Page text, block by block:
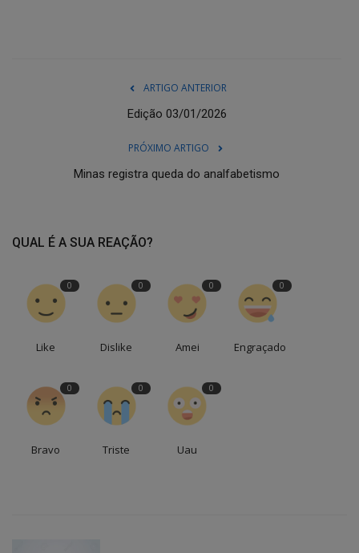
ARTIGO ANTERIOR
Edição 03/01/2026
PRÓXIMO ARTIGO
Minas registra queda do analfabetismo
QUAL É A SUA REAÇÃO?
0
Like
0
Dislike
0
Amei
0
Engraçado
0
Bravo
0
Triste
0
Uau